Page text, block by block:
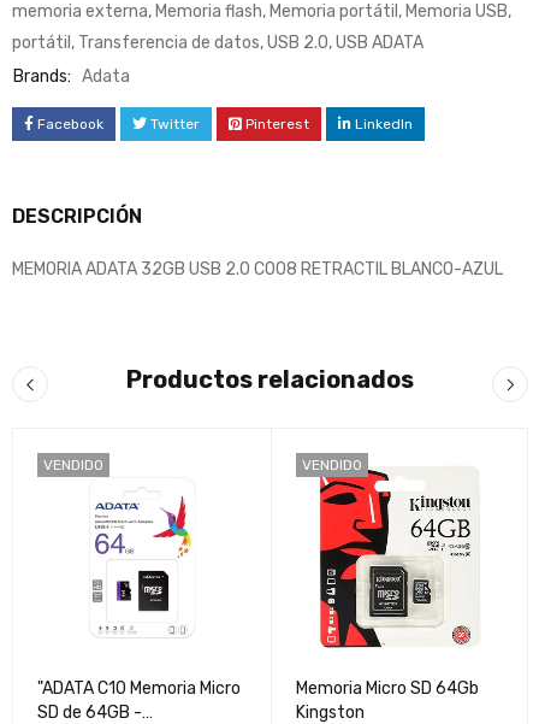
memoria externa,Memoria flash,Memoria portátil,Memoria USB,
portátil, Transferencia de datos,USB 2.0,USB ADATA
Brands: Adata
Facebook Twitter Pinterest LinkedIn
DESCRIPCIÓN
MEMORIA ADATA 32GB USB 2.0 C008 RETRACTIL BLANCO-AZUL
Productos relacionados
VENDIDO
"ADATA C10 Memoria Micro
SD de 64GB -
VENDIDO
Memoria Micro SD 64Gb
Kingston